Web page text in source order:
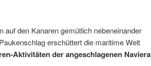
auf den Kanaren gemütlich nebeneinander
erschüttert die maritime Welt
Aktivitäten der angeschlagenen Naviera